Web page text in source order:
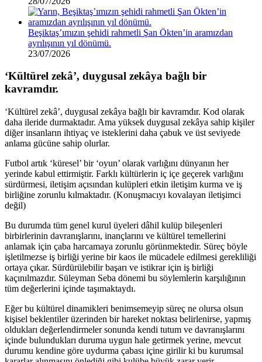
Beşiktaş’ımızın şehidi rahmetli Şan Ökten’in aramızdan
ayrılışının yıl dönümü.
23/07/2026
‘Kültürel zekâ’, duygusal zekâya bağlı bir
kavramdır.
‘Kültürel zekâ’, duygusal zekâya bağlı bir kavramdır. Kod olarak
daha ileride durmaktadır. Ama yüksek duygusal zekâya sahip kişiler
diğer insanların ihtiyaç ve isteklerini daha çabuk ve üst seviyede
anlama gücüne sahip olurlar.
Futbol artık ‘küresel’ bir ‘oyun’ olarak varlığını dünyanın her
yerinde kabul ettirmiştir. Farklı kültürlerin iç içe geçerek varlığını
sürdürmesi, iletişim açısından kulüpleri etkin iletişim kurma ve iş
birliğine zorunlu kılmaktadır. (Konuşmacıyı kovalayan iletişimci
değil)
Bu durumda tüm genel kurul üyeleri dâhil kulüp bileşenleri
birbirlerinin davranışlarını, inançlarını ve kültürel temellerini
anlamak için çaba harcamaya zorunlu görünmektedir. Süreç böyle
işletilmezse iş birliği yerine bir kaos ile mücadele edilmesi gerekliliği
ortaya çıkar. Sürdürülebilir başarı ve istikrar için iş birliği
kaçınılmazdır. Süleyman Seba dönemi bu söylemlerin karşılığının
tüm değerlerini içinde taşımaktaydı.
Eğer bu kültürel dinamikleri benimsemeyip süreç ne olursa olsun
kişisel beklentiler üzerinden bir hareket noktası belirlenirse, yapmış
oldukları değerlendirmeler sonunda kendi tutum ve davranışlarını
içinde bulundukları duruma uygun hale getirmek yerine, mevcut
durumu kendine göre uydurma çabası içine girilir ki bu kurumsal